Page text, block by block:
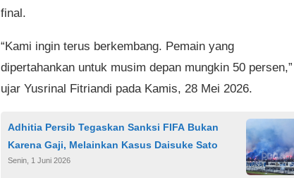
final.
“Kami ingin terus berkembang. Pemain yang
dipertahankan untuk musim depan mungkin 50 persen,”
ujar Yusrinal Fitriandi pada Kamis, 28 Mei 2026.
Adhitia Persib Tegaskan Sanksi FIFA Bukan
Karena Gaji, Melainkan Kasus Daisuke Sato
Senin, 1 Juni 2026